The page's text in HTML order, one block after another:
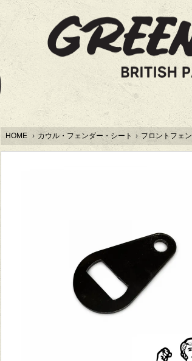
HOME › カウル・フェンダー・シート › フロントフェ